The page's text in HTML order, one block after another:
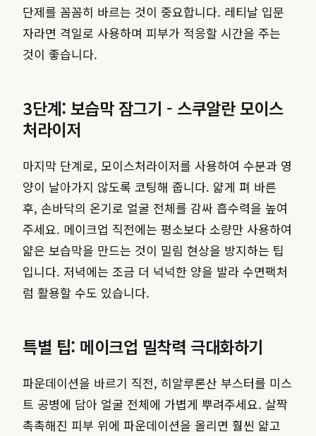
단제를 꼼꼼히 바르는 것이 중요합니다. 레티날 입문
자라면 격일로 사용하며 피부가 적응할 시간을 주는
것이 좋습니다.
3단계: 보습막 잠그기 - 스쿠알란 모이스
처라이저
마지막 단계로, 모이스처라이저를 사용하여 수분과 영
양이 날아가지 않도록 코팅해 줍니다. 얇게 펴 바른
후, 손바닥의 온기로 얼굴 전체를 감싸 흡수력을 높여
주세요. 메이크업 직전에는 평소보다 소량만 사용하여
얇은 보습막을 만드는 것이 밀림 현상을 방지하는 팁
입니다. 저녁에는 조금 더 넉넉한 양을 발라 수면팩처
럼 활용할 수도 있습니다.
특별 팁: 메이크업 밀착력 극대화하기
파운데이션을 바르기 직전, 히알루론산 부스터를 미스
트 공병에 담아 얼굴 전체에 가볍게 뿌려주세요. 살짝
촉촉해진 피부 위에 파운데이션을 올리면 훨씬 얇고